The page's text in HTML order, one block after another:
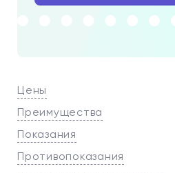
Цены
Преимущества
Показания
Противопоказания